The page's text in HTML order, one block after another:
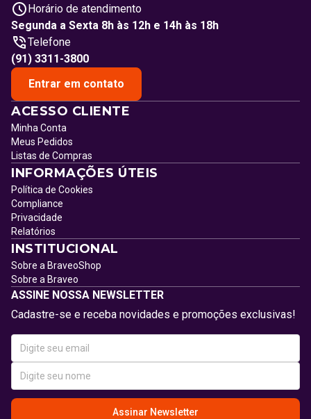
Horário de atendimento
Segunda a Sexta 8h às 12h e 14h às 18h
Telefone
(91) 3311-3800
Entrar em contato
ACESSO CLIENTE
Minha Conta
Meus Pedidos
Listas de Compras
INFORMAÇÕES ÚTEIS
Política de Cookies
Compliance
Privacidade
Relatórios
INSTITUCIONAL
Sobre a BraveoShop
Sobre a Braveo
ASSINE NOSSA NEWSLETTER
Cadastre-se e receba novidades e promoções exclusivas!
Assinar Newsletter